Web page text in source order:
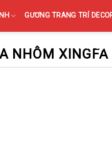
GƯƠNG TRANG TRÍ
KÍNH
NHÔM